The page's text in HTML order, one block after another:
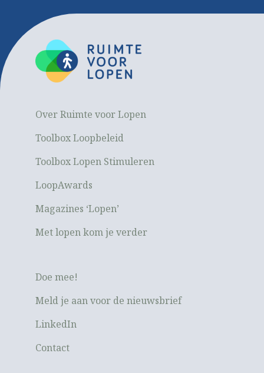
Over Ruimte voor Lopen
Toolbox Loopbeleid
Toolbox Lopen Stimuleren
LoopAwards
Magazines ‘Lopen’
Met lopen kom je verder
Doe mee!
Meld je aan voor de nieuwsbrief
LinkedIn
Contact